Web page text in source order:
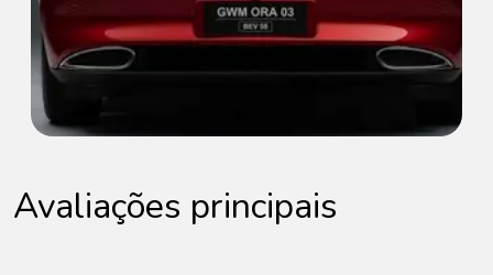
Avaliações principais